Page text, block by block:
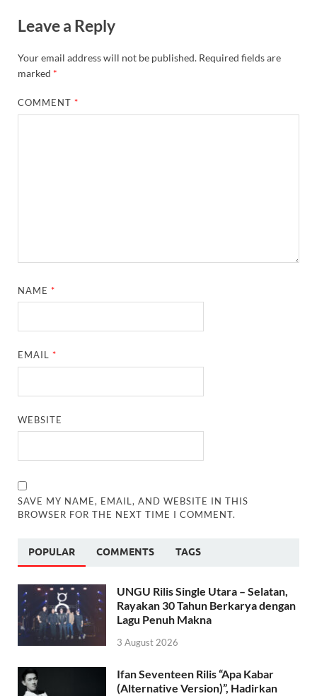
Leave a Reply
Your email address will not be published. Required fields are
marked *
COMMENT*
NAME*
EMAIL*
WEBSITE
SAVE MY NAME, EMAIL, AND WEBSITE IN THIS
BROWSER FOR THE NEXT TIME I COMMENT.
POPULAR COMMENTS TAGS
UNGU Rilis Single Utara – Selatan,
Rayakan 30 Tahun Berkarya dengan
Lagu Penuh Makna
3 August 2026
Ifan Seventeen Rilis “Apa Kabar
(Alternative Version)”, Hadirkan